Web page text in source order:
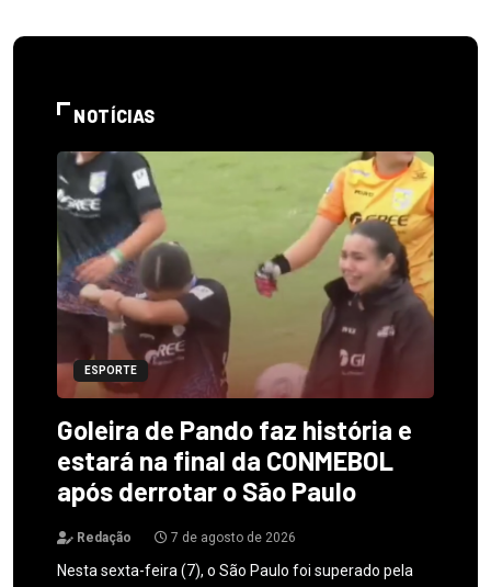
NOTÍCIAS
ESPORTE
Goleira de Pando faz história e
estará na final da CONMEBOL
após derrotar o São Paulo
Redação 7 de agosto de 2026
Nesta sexta-feira (7), o São Paulo foi superado pela